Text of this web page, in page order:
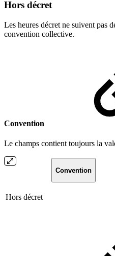
Hors décret
Les heures décret ne suivent pas
convention collective.
Convention
Le champs contient toujours la
Convention
Hors décret